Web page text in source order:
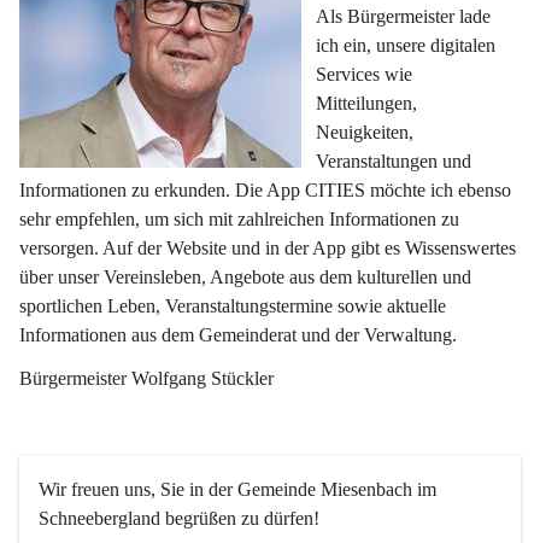
Als Bürgermeister lade
ich ein, unsere digitalen
Services wie
Mitteilungen,
Neuigkeiten,
Veranstaltungen und
Informationen zu erkunden. Die App CITIES möchte ich ebenso
sehr empfehlen, um sich mit zahlreichen Informationen zu
versorgen. Auf der Website und in der App gibt es Wissenswertes
über unser Vereinsleben, Angebote aus dem kulturellen und
sportlichen Leben, Veranstaltungstermine sowie aktuelle
Informationen aus dem Gemeinderat und der Verwaltung.
Bürgermeister Wolfgang Stückler
Wir freuen uns, Sie in der Gemeinde Miesenbach im
Schneebergland begrüßen zu dürfen!